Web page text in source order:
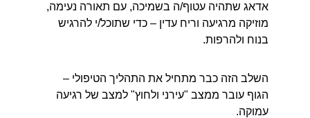
אדאג שתהיה עטוף/ה בשמיכה, עם תאורה נעימה,
מוזיקה מרגיעה וריח עדין – כדי שתוכל/י להרגיש
בנוח ולהרפות.
השלב הזה כבר מתחיל את התהליך הטיפולי –
הגוף עובר ממצב "עירני ולחוץ" למצב של רגיעה
עמוקה.